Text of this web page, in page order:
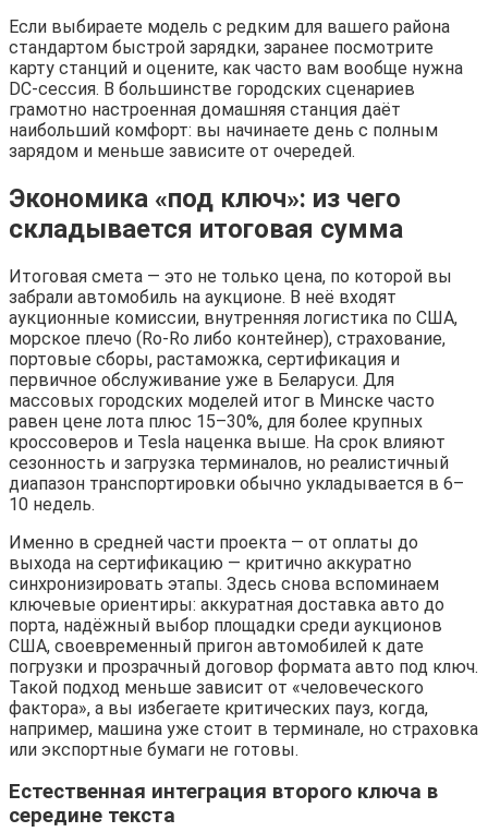
Если выбираете модель с редким для вашего района
стандартом быстрой зарядки, заранее посмотрите
карту станций и оцените, как часто вам вообще нужна
DC-сессия. В большинстве городских сценариев
грамотно настроенная домашняя станция даёт
наибольший комфорт: вы начинаете день с полным
зарядом и меньше зависите от очередей.
Экономика «под ключ»: из чего
складывается итоговая сумма
Итоговая смета — это не только цена, по которой вы
забрали автомобиль на аукционе. В неё входят
аукционные комиссии, внутренняя логистика по США,
морское плечо (Ro-Ro либо контейнер), страхование,
портовые сборы, растаможка, сертификация и
первичное обслуживание уже в Беларуси. Для
массовых городских моделей итог в Минске часто
равен цене лота плюс 15–30%, для более крупных
кроссоверов и Tesla наценка выше. На срок влияют
сезонность и загрузка терминалов, но реалистичный
диапазон транспортировки обычно укладывается в 6–
10 недель.
Именно в средней части проекта — от оплаты до
выхода на сертификацию — критично аккуратно
синхронизировать этапы. Здесь снова вспоминаем
ключевые ориентиры: аккуратная доставка авто до
порта, надёжный выбор площадки среди аукционов
США, своевременный пригон автомобилей к дате
погрузки и прозрачный договор формата авто под ключ.
Такой подход меньше зависит от «человеческого
фактора», а вы избегаете критических пауз, когда,
например, машина уже стоит в терминале, но страховка
или экспортные бумаги не готовы.
Естественная интеграция второго ключа в
середине текста